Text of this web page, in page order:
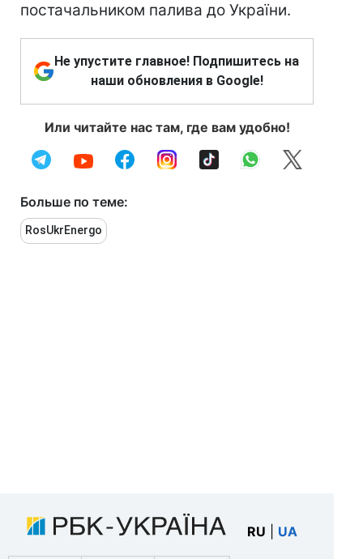
постачальником палива до України.
Не упустите главное! Подпишитесь на
наши обновления в Google!
Или читайте нас там, где вам удобно!
Больше по теме:
RosUkrEnergo
RU UA